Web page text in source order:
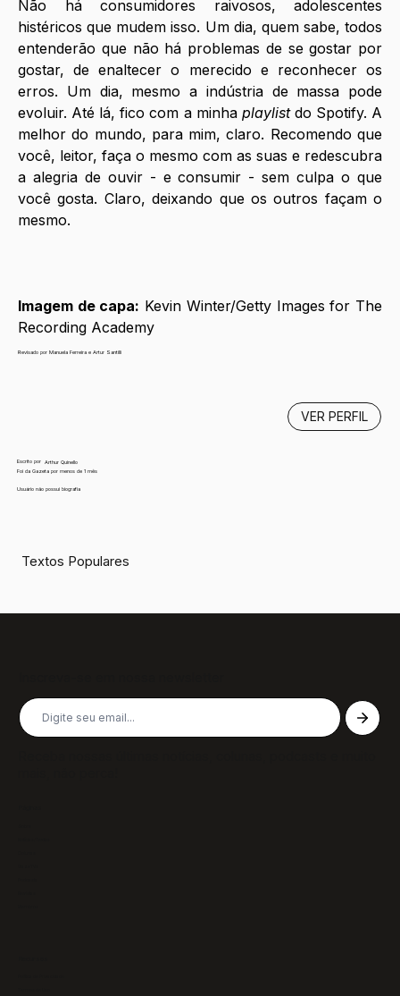
Não há consumidores raivosos, adolescentes
histéricos que mudem isso. Um dia, quem sabe, todos
entenderão que não há problemas de se gostar por
gostar, de enaltecer o merecido e reconhecer os
erros. Um dia, mesmo a indústria de massa pode
evoluir. Até lá, fico com a minha playlist do Spotify. A
melhor do mundo, para mim, claro. Recomendo que
você, leitor, faça o mesmo com as suas e redescubra
a alegria de ouvir - e consumir - sem culpa o que
você gosta. Claro, deixando que os outros façam o
mesmo.
Imagem de capa: Kevin Winter/Getty Images for The
Recording Academy
Revisado por Manuela Ferreira e Artur Santilli
Escrito por
Arthur Quinello
Foi da Gazeta por menos de 1 mês
Usuário não possui biografia
VER PERFIL
Textos Populares